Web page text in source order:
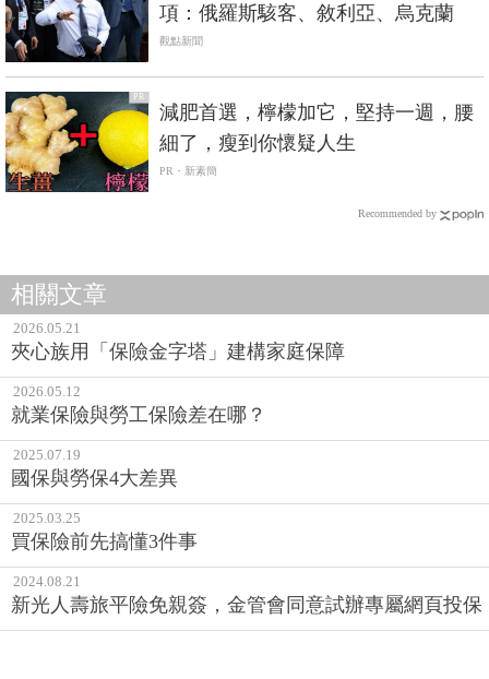
項：俄羅斯駭客、敘利亞、烏克蘭
觀點新聞
PR
減肥首選，檸檬加它，堅持一週，腰
細了，瘦到你懷疑人生
PR・新素簡
Recommended by
相關文章
2026.05.21
夾心族用「保險金字塔」建構家庭保障
2026.05.12
就業保險與勞工保險差在哪？
2025.07.19
國保與勞保4大差異
2025.03.25
買保險前先搞懂3件事
2024.08.21
新光人壽旅平險免親簽，金管會同意試辦專屬網頁投保